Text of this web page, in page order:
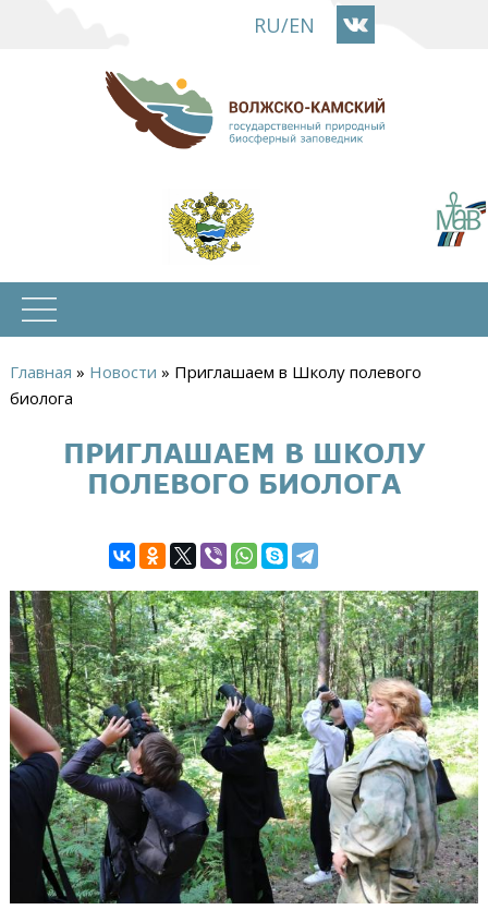
основному
содержанию
RU/EN
Вы
здесь
Главная » Новости » Приглашаем в Школу полевого
биолога
ПРИГЛАШАЕМ В ШКОЛУ
ПОЛЕВОГО БИОЛОГА